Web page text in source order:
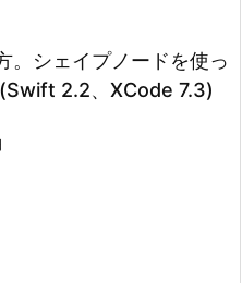
。シェイプノードを使っ
2.2、XCode 7.3)